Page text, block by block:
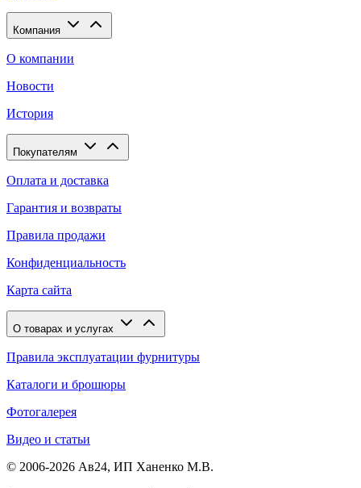
Компания
О компании
Новости
История
Покупателям
Оплата и доставка
Гарантия и возвраты
Правила продажи
Конфиденциальность
Карта сайта
О товарах и услугах
Правила эксплуатации фурнитуры
Каталоги и брошюры
Фотогалерея
Видео и статьи
© 2006-2026 Ав24, ИП Ханенко М.В.